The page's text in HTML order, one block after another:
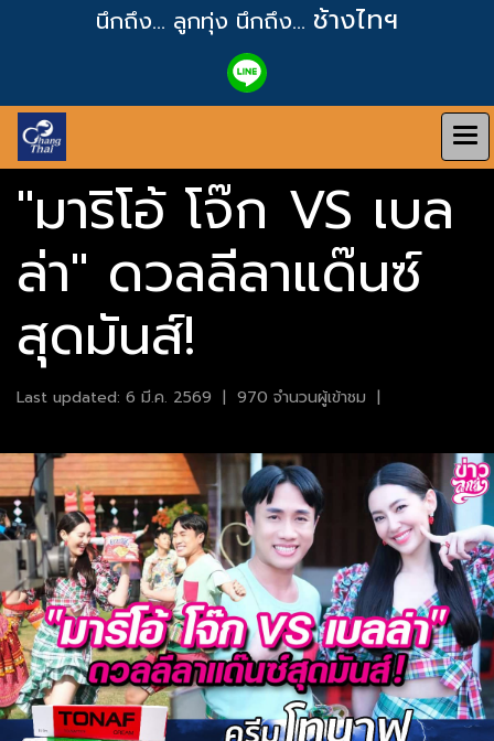
นึกถึง... ลูกทุ่ง นึกถึง... ช้างไทฯ
"มาริโอ้ โจ๊ก VS เบล
ล่า" ดวลลีลาแด๊นซ์
สุดมันส์!
Last updated: 6 มี.ค. 2569 | 970 จำนวนผู้เข้าชม |